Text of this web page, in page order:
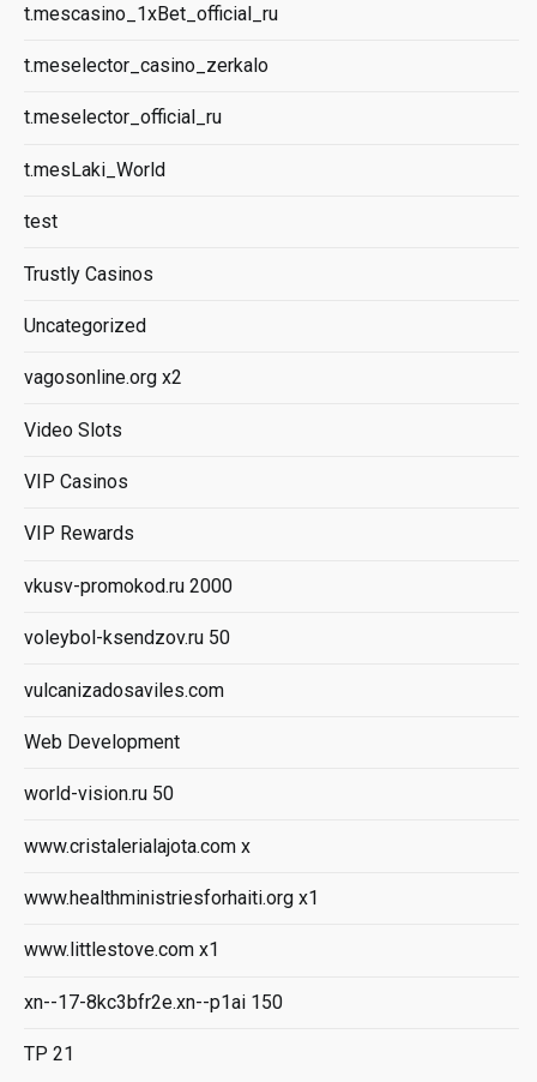
t.mescasino_1xBet_official_ru
t.meselector_casino_zerkalo
t.meselector_official_ru
t.mesLaki_World
test
Trustly Casinos
Uncategorized
vagosonline.org x2
Video Slots
VIP Casinos
VIP Rewards
vkusv-promokod.ru 2000
voleybol-ksendzov.ru 50
vulcanizadosaviles.com
Web Development
world-vision.ru 50
www.cristalerialajota.com x
www.healthministriesforhaiti.org x1
www.littlestove.com x1
xn--17-8kc3bfr2e.xn--p1ai 150
ТР 21